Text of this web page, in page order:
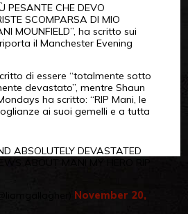
PESANTE CHE DEVO
SCOMPARSA DI MIO
MOUNFIELD”, ha scritto sui
il Manchester Evening
di essere “totalmente sotto
devastato”, mentre Shaun
ha scritto: “RIP Mani, le
ai suoi gemelli e a tutta
ABSOLUTELY DEVASTATED
November 20,